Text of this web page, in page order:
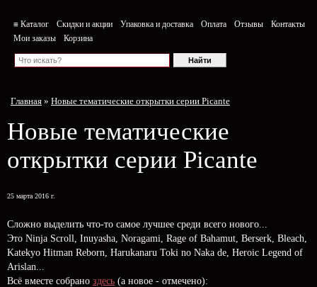
≡ Каталог Скидки и акции Упаковка и доставка Оплата Отзывы
Контакты
Мои заказы
Корзина
Главная » Новые тематические открытки серии Picante
Новые тематические
открытки серии Picante
25 марта 2016 г.
Сложно выделить что-то самое лучшее среди всего нового...
Это Ninja Scroll, Inuyasha, Noragami, Rage of Bahamut, Berserk, Bleach,
Katekyo Hitman Reborn, Harukanaru Toki no Naka de, Heroic Legend of
Arislan...
Всё вместе собрано здесь (а новое - отмечено):